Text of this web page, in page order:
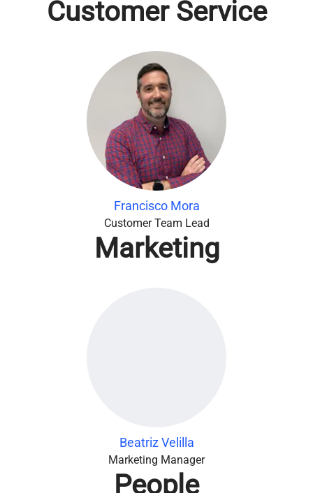
Customer Service
Francisco Mora
Customer Team Lead
Marketing
Beatriz Velilla
Marketing Manager
People